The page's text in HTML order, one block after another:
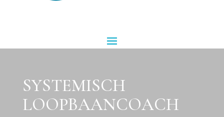
SYSTEMISCH
LOOPBAANCOACH